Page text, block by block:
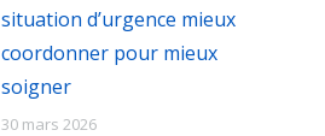
situation d’urgence mieux
coordonner pour mieux
soigner
30 mars 2026